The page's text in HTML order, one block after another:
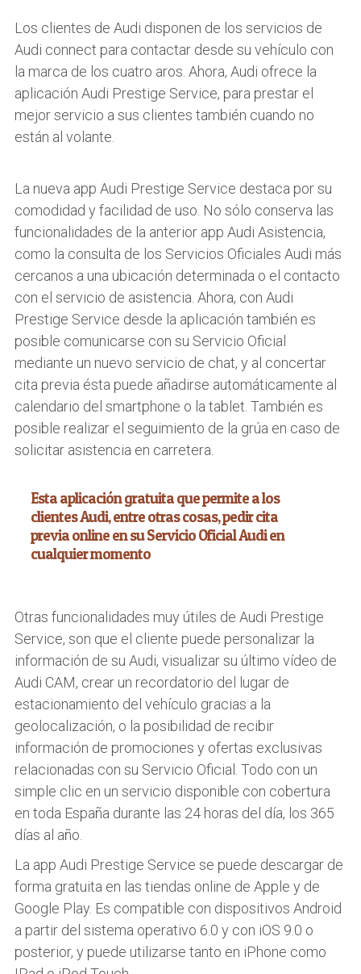
Los clientes de Audi disponen de los servicios de
Audi connect para contactar desde su vehículo con
la marca de los cuatro aros. Ahora, Audi ofrece la
aplicación Audi Prestige Service, para prestar el
mejor servicio a sus clientes también cuando no
están al volante.
La nueva app Audi Prestige Service destaca por su
comodidad y facilidad de uso. No sólo conserva las
funcionalidades de la anterior app Audi Asistencia,
como la consulta de los Servicios Oficiales Audi más
cercanos a una ubicación determinada o el contacto
con el servicio de asistencia. Ahora, con Audi
Prestige Service desde la aplicación también es
posible comunicarse con su Servicio Oficial
mediante un nuevo servicio de chat, y al concertar
cita previa ésta puede añadirse automáticamente al
calendario del smartphone o la tablet. También es
posible realizar el seguimiento de la grúa en caso de
solicitar asistencia en carretera.
Esta aplicación gratuita que permite a los
clientes Audi, entre otras cosas, pedir cita
previa online en su Servicio Oficial Audi en
cualquier momento
Otras funcionalidades muy útiles de Audi Prestige
Service, son que el cliente puede personalizar la
información de su Audi, visualizar su último vídeo de
Audi CAM, crear un recordatorio del lugar de
estacionamiento del vehículo gracias a la
geolocalización, o la posibilidad de recibir
información de promociones y ofertas exclusivas
relacionadas con su Servicio Oficial. Todo con un
simple clic en un servicio disponible con cobertura
en toda España durante las 24 horas del día, los 365
días al año.
La app Audi Prestige Service se puede descargar de
forma gratuita en las tiendas online de Apple y de
Google Play. Es compatible con dispositivos Android
a partir del sistema operativo 6.0 y con iOS 9.0 o
posterior, y puede utilizarse tanto en iPhone como